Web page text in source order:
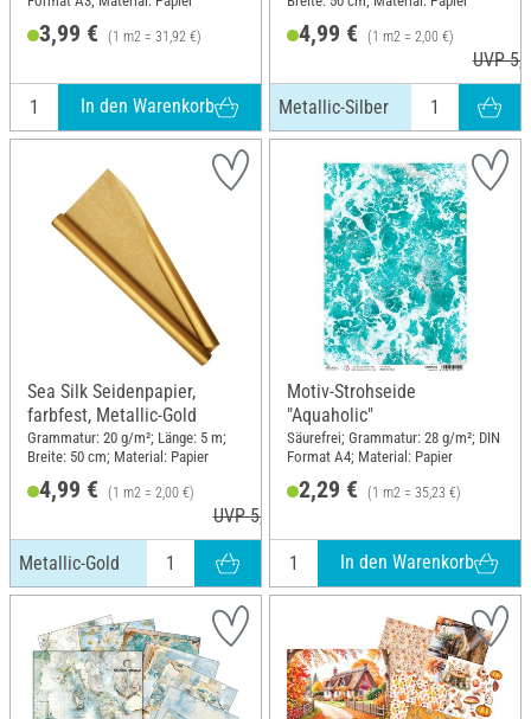
3,99 € (1 m2 = 31,92 €)
In den Warenkorb
4,99 € (1 m2 = 2,00 €)
UVP
Metallic-Silber
Sea Silk Seidenpapier,
farbfest, Metallic-Gold
Grammatur: 20 g/m²; Länge: 5 m;
Breite: 50 cm; Material: Papier
4,99 € (1 m2 = 2,00 €)
UVP 5,99 €
Metallic-Gold
Motiv-Strohseide
"Aquaholic"
Säurefrei; Grammatur: 28 g/m²; DIN
Format A4; Material: Papier
2,29 € (1 m2 = 35,23 €)
In den Warenkorb